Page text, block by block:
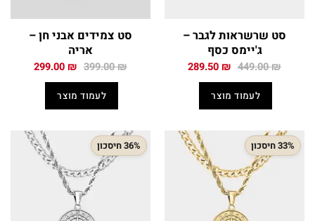
סט שרשראות לגבר –
ג'יימס כסף
449.00₪ המחיר
449.00 ₪.
289.50 ₪ המחיר
לעמוד מוצר
סט צמידים אבני חן –
אריה
399.00₪ המחיר
399.00 ₪.
299.00 ₪ המחיר
לעמוד מוצר
33% חיסכון 36% חיסכון